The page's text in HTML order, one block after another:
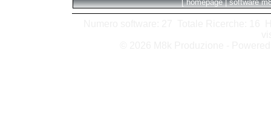
[ homepage | software